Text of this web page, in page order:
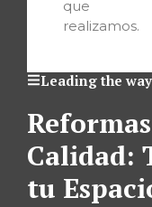
Leading the way
Calidad:
tu
que
realizamos.